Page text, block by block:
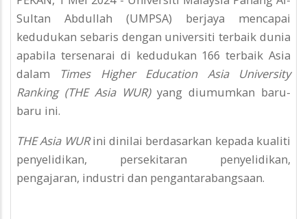
Sultan Abdullah (UMPSA) berjaya mencapai
kedudukan sebaris dengan universiti terbaik dunia
apabila tersenarai di kedudukan 166 terbaik Asia
dalam
Times Higher Education Asia University
Ranking (THE Asia WUR)yang diumumkan baru-
baru ini.
THE Asia WURini dinilai berdasarkan kepada kualiti
penyelidikan, persekitaran penyelidikan,
pengajaran, industri dan pengantarabangsaan.